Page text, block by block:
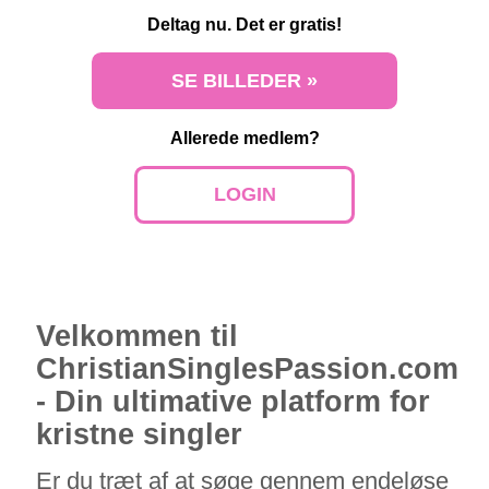
Deltag nu. Det er gratis!
SE BILLEDER »
Allerede medlem?
LOGIN
Velkommen til
ChristianSinglesPassion.com
- Din ultimative platform for
kristne singler
Er du træt af at søge gennem endeløse